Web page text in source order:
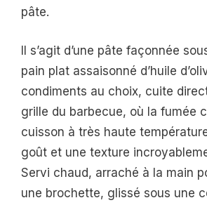
pâte.
Il s’agit d’une pâte façonnée
pain plat assaisonné d’huile
condiments au choix, cuite
grille du barbecue, où la fumée
cuisson à très haute
goût et une texture
Servi chaud, arraché à la main
une brochette, glissé sous une